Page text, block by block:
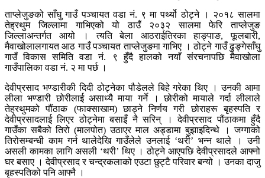
ताप्लेजुङको साँघु गाउँ पञ्चायत वडा नं. ९ मा पर्थ्यो ठोट्ने । २०१८ सालमा
तेह्रथुम जिल्लामा गाभिएको यो ठाउँ २०३२ सालमा फेरि ताप्लेजुङ
जिल्लाअन्तर्गत आयो । त्यति बेला आठराईतिरका हाङ्पाङ, फूलबारी,
मैवाखोलालगायत आठ गाउँ पञ्चायत ताप्लेजुङमा गाभिए । ठोट्ने गाउँ ढुङ्गेसाँघु
गाउँ विकास समिति वडा नं. ९ हुँदै हालको नयाँ संरचनापछि मैवाखोला
गाउँपालिका वडा नं. २ मा पर्छ ।
देवीप्रसाद भण्डारीकी दिदी ठोट्नेका पौडेलले बिहे गरेका थिए । उनकी आमा
लीला भण्डारी छोरीलाई असाध्यै माया गर्ने । छोरीको मायाले गर्दा लीलाले
तेह्रथुमको पौंठाक (फाक्साखाम) छाड्ने निर्णय गरी छोराहरू बृहस्पति र
देवीप्रसादलाई लिएर ठोट्नेमा बसाइँ नै सरिन् । देवीप्रसाद पौंठाकमा हुँदै
गाउँका सबैको तिरो (मालपोत) उठाएर माल अड्डामा बुझाइदिन्थे । जग्गाको
तिरोसम्बन्धी काम गर्न थालेदेखि गाउँलेले उनलाई ‘थरी’ भन्न थाले । उनी
असली कामका लागि असली ‘थरी’ थिए । ठोट्ने आएपछि देवीप्रसादले आफ्नो
घर बसाए । देवीप्रसाद र चन्द्रकलाको एउटा छुट्टै परिवार बन्यो । उनका दाजु
बृहस्पतिको पनि आफ्नै ।